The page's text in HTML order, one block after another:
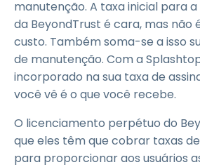
manutenção. A taxa inicial para
da BeyondTrust é cara, mas não
custo. Também soma-se a isso
de manutenção. Com a
incorporado na sua taxa de
você vê é o que você recebe.
O licenciamento perpétuo do
que eles têm que cobrar taxas
para proporcionar aos usuários